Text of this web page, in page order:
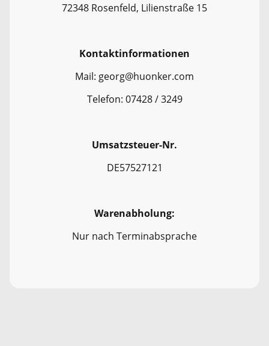
72348 Rosenfeld, Lilienstraße 15
Kontaktinformationen
Mail: georg@huonker.com
Telefon: 07428 / 3249
Umsatzsteuer-Nr.
DE57527121
Warenabholung:
Nur nach Terminabsprache